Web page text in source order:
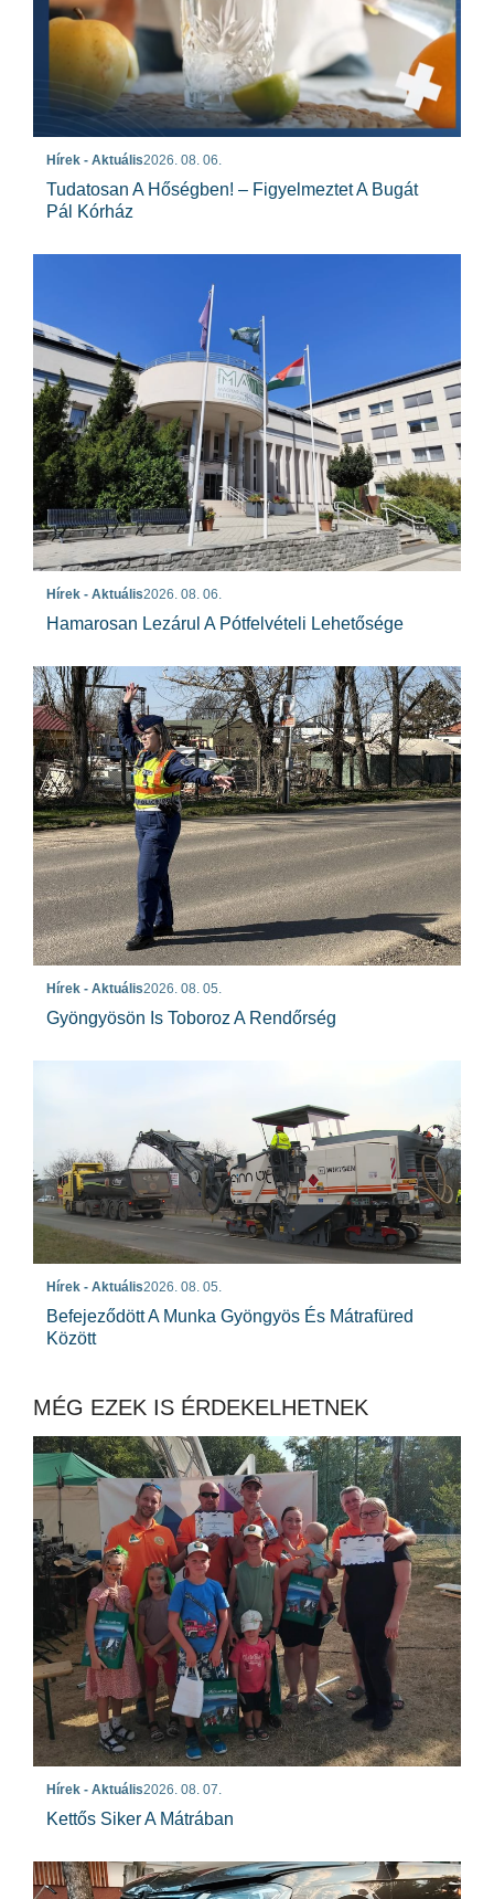
Hírek - Aktuális2026. 08. 06.
Tudatosan A Hőségben! – Figyelmeztet A Bugát
Pál Kórház
Hírek - Aktuális2026. 08. 06.
Hamarosan Lezárul A Pótfelvételi Lehetősége
Hírek - Aktuális2026. 08. 05.
Gyöngyösön Is Toboroz A Rendőrség
Hírek - Aktuális2026. 08. 05.
Befejeződött A Munka Gyöngyös És Mátrafüred
Között
MÉG EZEK IS ÉRDEKELHETNEK
Hírek - Aktuális2026. 08. 07.
Kettős Siker A Mátrában